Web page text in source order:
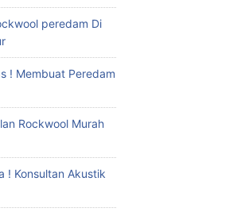
peredam Di
! Membuat Peredam
Rockwool Murah
! Konsultan Akustik